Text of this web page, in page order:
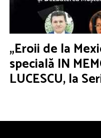
„Eroii de la
specială IN
LUCESCU, la